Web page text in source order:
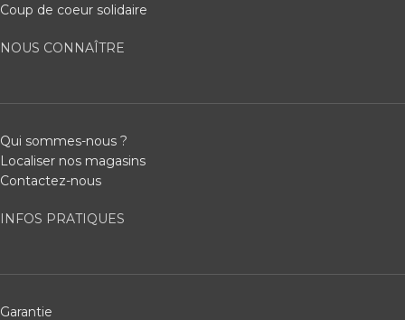
Coup de coeur solidaire
NOUS CONNAÎTRE
Qui sommes-nous ?
Localiser nos magasins
Contactez-nous
INFOS PRATIQUES
Garantie